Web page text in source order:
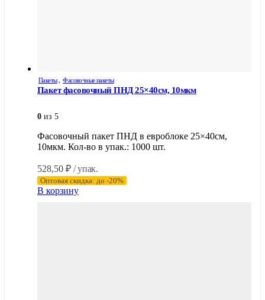
Пакеты, Фасовочные пакеты
Пакет фасовочный ПНД 25×40см, 10мкм
0 из 5
Фасовочный пакет ПНД в евроблоке 25×40см,
10мкм. Кол-во в упак.: 1000 шт.
528,50 ₽ / упак.
Оптовая скидка: до -20%
В корзину